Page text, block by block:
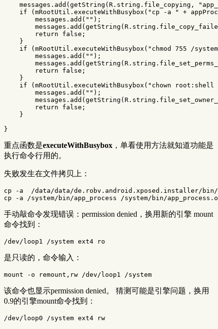
messages . add ( getString ( R . string . file_copying ,
if
( mRootUtil . executeWithBusybox ( "cp -a " +
messages . add ( "" );
messages . add ( getString ( R . string .
return
false ;
}
if
( mRootUtil . executeWithBusybox ( "chmod 755 /
messages . add ( "" );
messages . add ( getString ( R . string .
return
false ;
}
if
( mRootUtil . executeWithBusybox ( "chown root:shell
messages . add ( "" );
messages . add ( getString ( R . string .
return
false ;
}
}
重点函数是executeWithBusybox ，单看使用方法就知道功能是
执行命令行用的。
失败发生在文件拷贝上：
cp -a  /data/data/de.robv.android.xposed.installer/bin/
手动敲命令发现错误：permission denied，换用新的引擎 mount
命令找到：
是只读的，命令输入：
该命令也显示permission denied。 猜测可能是引擎问题，换用
0.9的引擎mount命令找到：